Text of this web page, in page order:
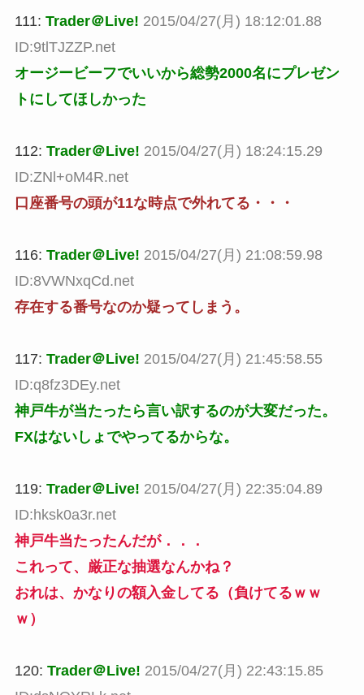
111: Trader＠Live! 2015/04/27(月) 18:12:01.88
ID:9tlTJZZP.net
オージービーフでいいから総勢2000名にプレゼン
トにしてほしかった
112: Trader＠Live! 2015/04/27(月) 18:24:15.29
ID:ZNl+oM4R.net
口座番号の頭が11な時点で外れてる・・・
116: Trader＠Live! 2015/04/27(月) 21:08:59.98
ID:8VWNxqCd.net
存在する番号なのか疑ってしまう。
117: Trader＠Live! 2015/04/27(月) 21:45:58.55
ID:q8fz3DEy.net
神戸牛が当たったら言い訳するのが大変だった。
FXはないしょでやってるからな。
119: Trader＠Live! 2015/04/27(月) 22:35:04.89
ID:hksk0a3r.net
神戸牛当たったんだが．．．
これって、厳正な抽選なんかね？
おれは、かなりの額入金してる（負けてるｗｗ
ｗ）
120: Trader＠Live! 2015/04/27(月) 22:43:15.85